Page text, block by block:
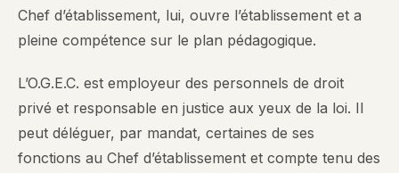
Chef d’établissement, lui, ouvre l’établissement et a
pleine compétence sur le plan pédagogique.
L’O.G.E.C. est employeur des personnels de droit
privé et responsable en justice aux yeux de la loi. Il
peut déléguer, par mandat, certaines de ses
fonctions au Chef d’établissement et compte tenu des